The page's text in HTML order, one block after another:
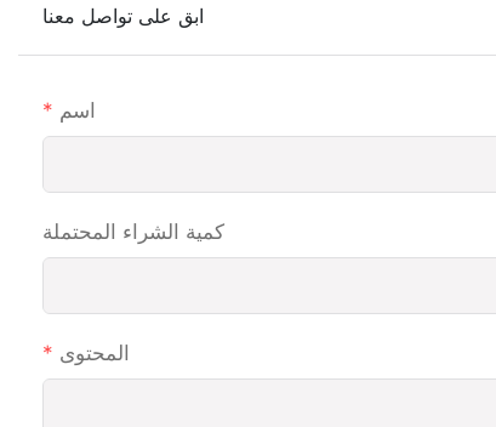
ابق على تواصل معنا
اسم
كمية الشراء المحتملة
المحتوى